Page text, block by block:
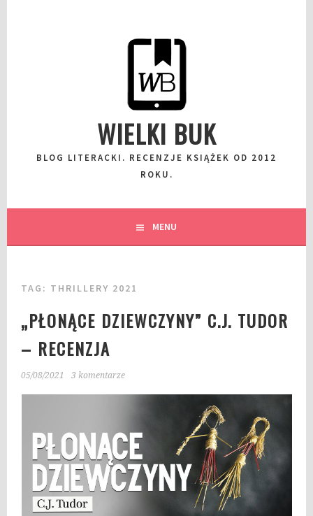
WIELKI BUK
BLOG LITERACKI. RECENZJE KSIĄŻEK OD 2012
ROKU.
MENU
TAG: THRILLERY 2021
„PŁONĄCE DZIEWCZYNY” C.J. TUDOR
– RECENZJA
05/08/2021 3 komentarze